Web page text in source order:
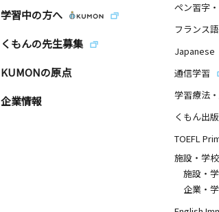
学習中の方へ
くもんの先生募集
KUMONの原点
企業情報
ペン習字
フランス
Japanese
通信学習
学習療法
くもん出版
TOEFL
施設・学
施設・
企業・